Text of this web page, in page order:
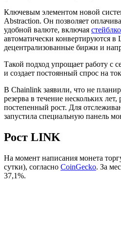
Ключевым элементом новой
Abstraction. Он позволяет
удобной валюте, включая
автоматически конвертируются в
децентрализованные биржи и
Такой подход упрощает работу с
и создает постоянный спрос на
В Chainlink заявили, что не
резерва в течение нескольких лет,
постепенный рост. Для
запустила специальную панель
Рост LINK
На момент написания монета
сутки), согласно CoinGecko. За
37,1%.